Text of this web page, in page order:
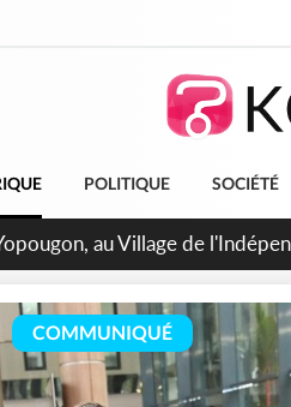
POLITIQUE SOCIÉTÉ
de Treichville, après la
COMMUNIQUÉ